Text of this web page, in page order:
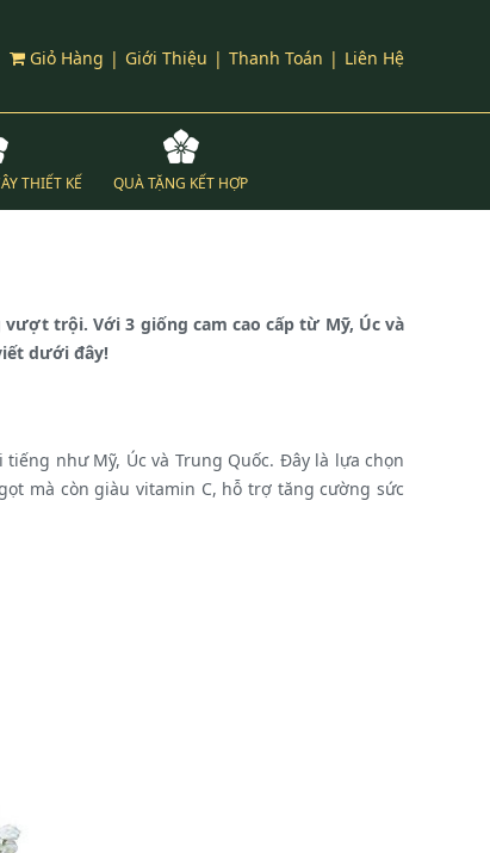
Giỏ Hàng | Giới Thiệu | Thanh Toán | Liên Hệ
THIẾT KẾ QUÀ TẶNG KẾT HỢP
trội. Với 3 giống cam cao cấp từ Mỹ, Úc và
dưới đây!
như Mỹ, Úc và Trung Quốc. Đây là lựa chọn
mà còn giàu vitamin C, hỗ trợ tăng cường sức